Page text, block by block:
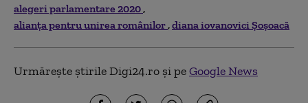
alegeri parlamentare 2020
alianţa pentru unirea românilor diana iovanovici Șoșoacă
Urmărește știrile Digi24.ro și peGoogle News